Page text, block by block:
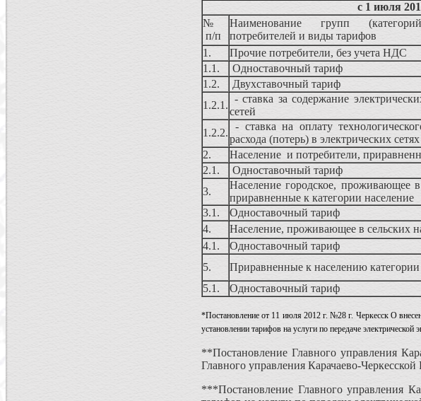
с 1 июля
№
п/п
Наименование групп
потребителей и виды тарифов
1.
Прочие потребители, без учета НДС
1.1.
Одноставочный тариф
1.2.
Двухставочный тариф
1.2.1.
- ставка за содержание
сетей
1.2.2.
- ставка на оплату
расхода (потерь) в электрических сетях
2.
Население и потребители,
2.1.
Одноставочный тариф
3.
Население городское, проживающее
приравненные к категории население
3.1.
Одноставочный тариф
4.
Население, проживающее в сельских
4.1.
Одноставочный тариф
5.
Приравненные к населению категории
5.1.
Одноставочный тариф
*Постановление от 11 июля 2012 г. №28 г. Черкесск О
установлении тарифов на услуги по передаче
**Постановление Главного управления
Главного управления Карачаево-
***Постановление Главного управления